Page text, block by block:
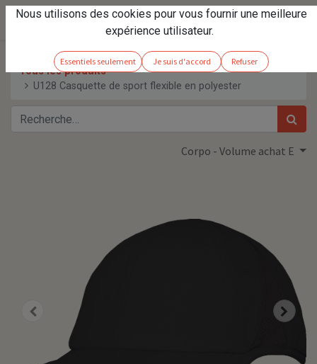
Tous les produits
U128 Casquette de sport flexible en polyester
Corpo - Volume achat E
Nous utilisons des cookies pour vous fournir une meilleure
expérience utilisateur.
Essentiels seulement Je suis d'accord Refuser